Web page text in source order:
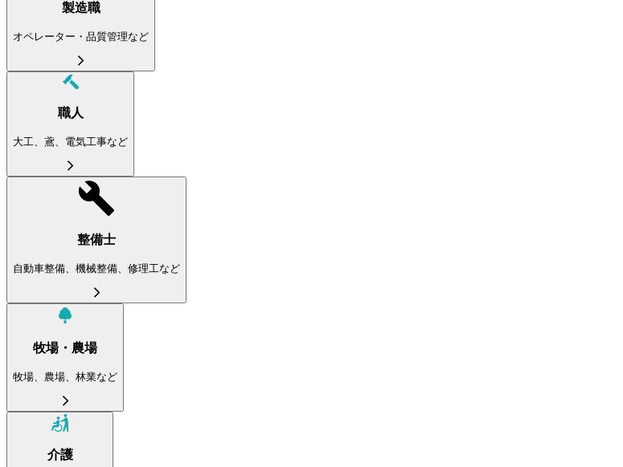
製造職
オペレーター・品質管理など
職人
大工、鳶、電気工事など
整備士
自動車整備、機械整備、修理工など
牧場・農場
牧場、農場、林業など
介護